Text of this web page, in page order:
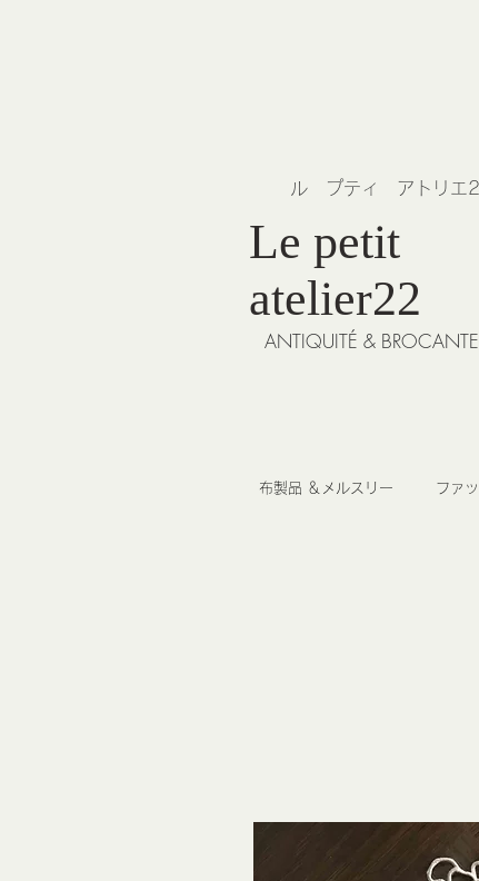
ル プティ アトリエ
Le petit
atelier22
ANTIQUITÉ & BROCANTE
布製品 ＆メルスリー ファ